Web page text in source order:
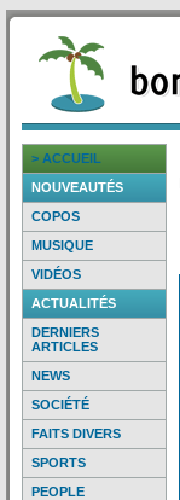
> ACCUEIL
NOUVEAUTÉS
COPOS
MUSIQUE
VIDÉOS
ACTUALITÉS
DERNIERS
ARTICLES
NEWS
SOCIÉTÉ
FAITS DIVERS
SPORTS
PEOPLE